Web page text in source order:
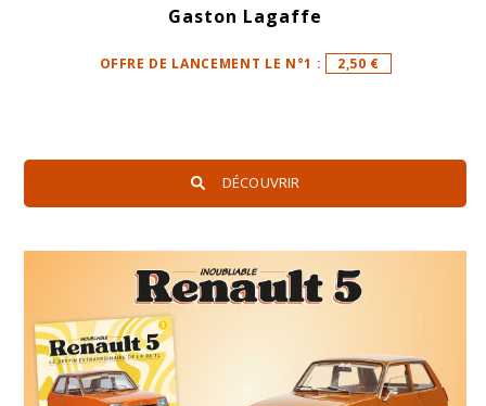
Gaston Lagaffe
OFFRE DE LANCEMENT LE N°1 : 2,50 €
DÉCOUVRIR